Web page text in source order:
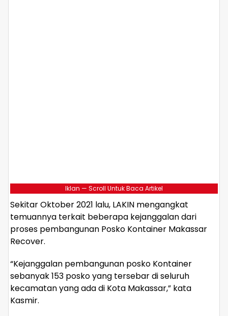
Iklan — Scroll Untuk Baca Artikel
Sekitar Oktober 2021 lalu, LAKIN mengangkat
temuannya terkait beberapa kejanggalan dari
proses pembangunan Posko Kontainer Makassar
Recover.
“Kejanggalan pembangunan posko Kontainer
sebanyak 153 posko yang tersebar di seluruh
kecamatan yang ada di Kota Makassar,” kata
Kasmir.